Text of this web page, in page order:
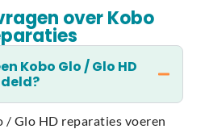
over Kobo
Kobo Glo / Glo HD
/ Glo HD reparaties voeren